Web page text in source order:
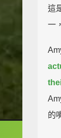
這
一
的